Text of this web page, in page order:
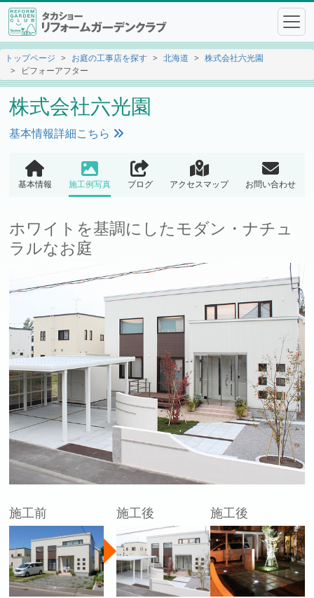
トップページ お庭の工事店を探す 北海道
株式会社六光園
ビフォーアフター
株式会社六光園
基本情報詳細こちら
基本情報 施工例写真 ブログ アクセスマップ お問い合わせ
ホワイトを基調にしたモダン・ナチュ
ラルなお庭
施工前 施工後 施工後